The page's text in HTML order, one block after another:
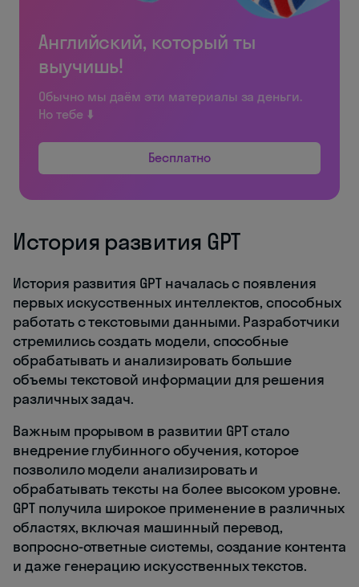
Английский, который ты
выучишь!
Обычно мы даём эти материалы за деньги.
Но тебе ⬇️
Бесплатно
История развития GPT
История развития GPT началась с появления
первых искусственных интеллектов, способных
работать с текстовыми данными. Разработчики
стремились создать модели, способные
обрабатывать и анализировать большие
объемы текстовой информации для решения
различных задач.
Важным прорывом в развитии GPT стало
внедрение глубинного обучения, которое
позволило модели анализировать и
обрабатывать тексты на более высоком уровне.
GPT получила широкое применение в различных
областях, включая машинный перевод,
вопросно-ответные системы, создание контента
и даже генерацию искусственных текстов.